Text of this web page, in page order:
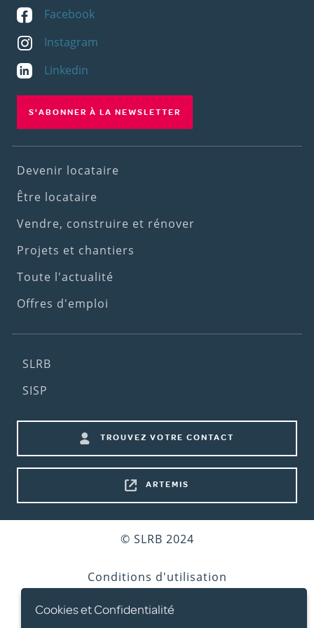
Facebook
Instagram
Linkedin
S'ABONNER À LA NEWSLETTER
Footer
(1st
menu)
Devenir locataire
Être locataire
Vendre, construire et rénover
Projets et chantiers
Toute l'actualité
Offres d'emploi
Footer
(2nd
SLRB
SISP
Footer
shortcuts
TROUVEZ VOTRE CONTACT
ARTEMIS
© SLRB 2024
Conditions d'utilisation
Vie privée
Cookies et Confidentialité